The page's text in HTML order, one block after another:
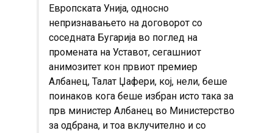
Европската Унија, односно
непризнавањето на договорот со
соседната Бугарија во поглед на
промената на Уставот, сегашниот
анимозитет кон првиот премиер
Албанец, Талат Џафери, кој, нели, беше
поинаков кога беше избран исто така за
прв министер Албанец во Министерство
за одбрана, и тоа вклучително и со